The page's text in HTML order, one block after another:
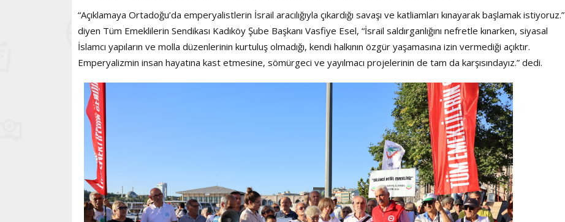
“Açıklamaya Ortadoğu’da emperyalistlerin İsrail aracılığıyla çıkardığı savaşı ve katliamları kınayarak başlamak istiyoruz.”
diyen Tüm Emeklilerin Sendikası Kadıköy Şube Başkanı Vasfiye Esel, “İsrail saldırganlığını nefretle kınarken, siyasal
İslamcı yapıların ve molla düzenlerinin kurtuluş olmadığı, kendi halkının özgür yaşamasına izin vermediği açıktır.
Emperyalizmin insan hayatına kast etmesine, sömürgeci ve yayılmacı projelerinin de tam da karşısındayız.” dedi.